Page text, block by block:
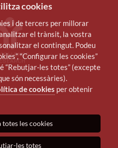
cookies
i de tercers per millorar
analitzar el trànsit, la vostra
el contingut. Podeu
“Configurar les cookies”
“Rebutjar-les totes” (excepte
són necessàries).
de cookies per obtenir
totes les cookies
les totes